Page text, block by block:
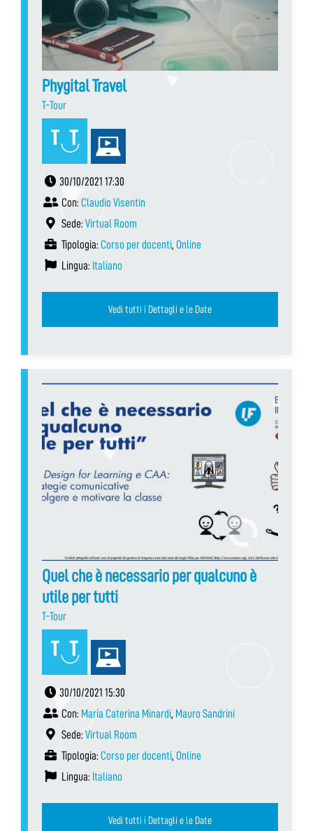
Phygital Travel
T-Tour
30/10/2021 17:30
Con: Claudio Visentin
Sede: Virtual Room
Tipologia: Corso per docenti, Online
Lingua: Italiano
Vedi tutti i Dettagli e le Date
Quel che è necessario per qualcuno è
utile per tutti
T-Tour
30/10/2021 15:30
Con: Maria Caterina Minardi, Mauro Sandrini
Sede: Virtual Room
Tipologia: Corso per docenti, Online
Lingua: Italiano
Vedi tutti i Dettagli e le Date